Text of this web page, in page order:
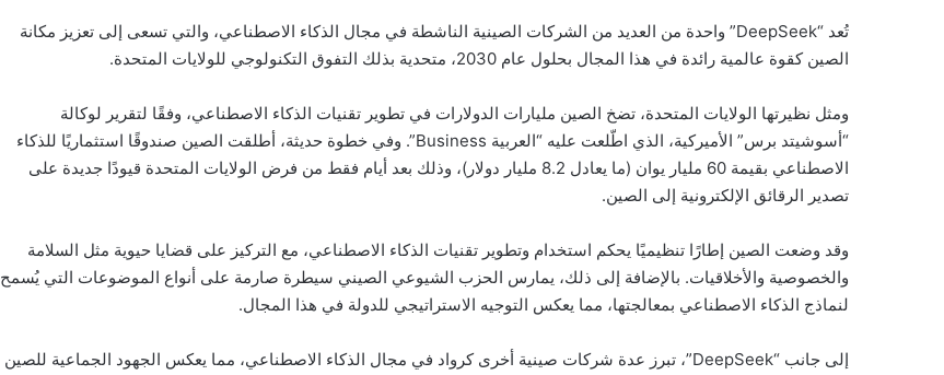
تُعد “DeepSeek” واحدة من العديد من الشركات الصينية الناشطة في مجال الذكاء الاصطناعي، والتي تسعى إلى تعزيز مكانة
الصين كقوة عالمية رائدة في هذا المجال بحلول عام 2030، متحدية بذلك التفوق التكنولوجي للولايات المتحدة.
ومثل نظيرتها الولايات المتحدة، تضخ الصين مليارات الدولارات في تطوير تقنيات الذكاء الاصطناعي، وفقًا لتقرير لوكالة
“أسوشيتد برس” الأميركية، الذي اطّلعت عليه “العربية Business”. وفي خطوة حديثة، أطلقت الصين صندوقًا استثماريًا للذكاء
الاصطناعي بقيمة 60 مليار يوان (ما يعادل 8.2 مليار دولار)، وذلك بعد أيام فقط من فرض الولايات المتحدة قيودًا جديدة على
تصدير الرقائق الإلكترونية إلى الصين.
وقد وضعت الصين إطارًا تنظيميًا يحكم استخدام وتطوير تقنيات الذكاء الاصطناعي، مع التركيز على قضايا حيوية مثل السلامة
والخصوصية والأخلاقيات. بالإضافة إلى ذلك، يمارس الحزب الشيوعي الصيني سيطرة صارمة على أنواع الموضوعات التي يُسمح
لنماذج الذكاء الاصطناعي بمعالجتها، مما يعكس التوجيه الاستراتيجي للدولة في هذا المجال.
إلى جانب “DeepSeek”، تبرز عدة شركات صينية أخرى كرواد في مجال الذكاء الاصطناعي، مما يعكس الجهود الجماعية للصين